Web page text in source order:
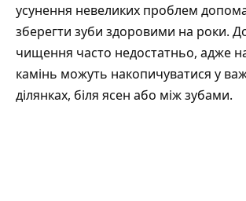
усунення невеликих проблем
зберегти зуби здоровими на роки.
чищення часто недостатньо, адже
камінь можуть накопичуватися у
ділянках, біля ясен або між зубами.